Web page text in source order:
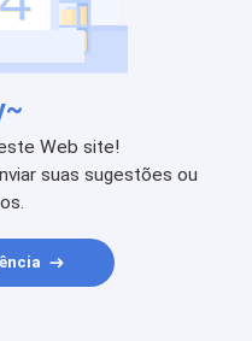
Web site!
suas sugestões ou